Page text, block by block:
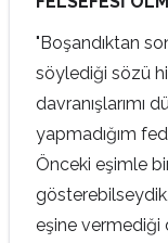
"Boşandıktan
söylediği sözü
davranışlarımı
yapmadığım
Önceki eşimle
gösterebilseydik,
eşine vermediği